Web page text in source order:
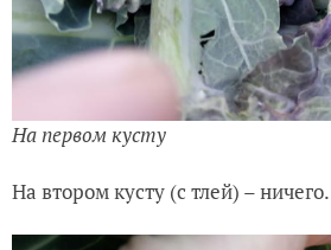
На первом кусту
На втором кусту (с тлей) – ничего.